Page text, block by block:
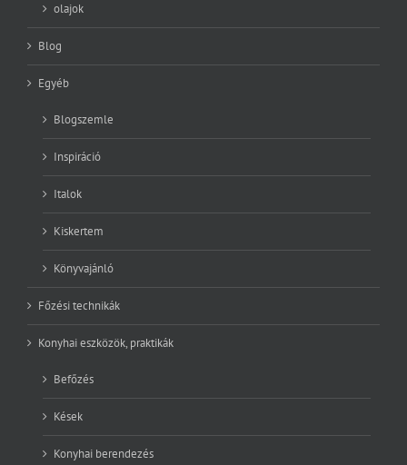
olajok
Blog
Egyéb
Blogszemle
Inspiráció
Italok
Kiskertem
Könyvajánló
Főzési technikák
Konyhai eszközök, praktikák
Befőzés
Kések
Konyhai berendezés